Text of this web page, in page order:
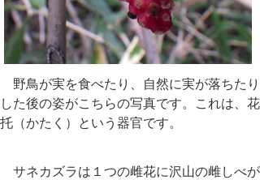
野鳥が実を食べたり、自然に実が落ちたり
した後の姿がこちらの写真です。これは、花
托（かたく）という器官です。
サネカズラは１つの雌花に沢山の雌しべが